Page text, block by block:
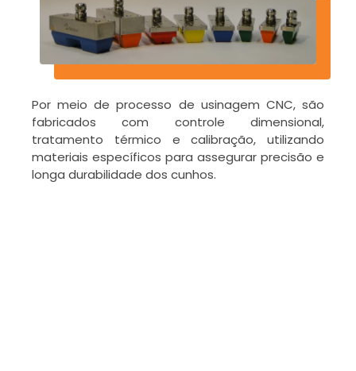
Por meio de processo de usinagem CNC, são
fabricados com controle dimensional,
tratamento térmico e calibração, utilizando
materiais específicos para assegurar precisão e
longa durabilidade dos cunhos.